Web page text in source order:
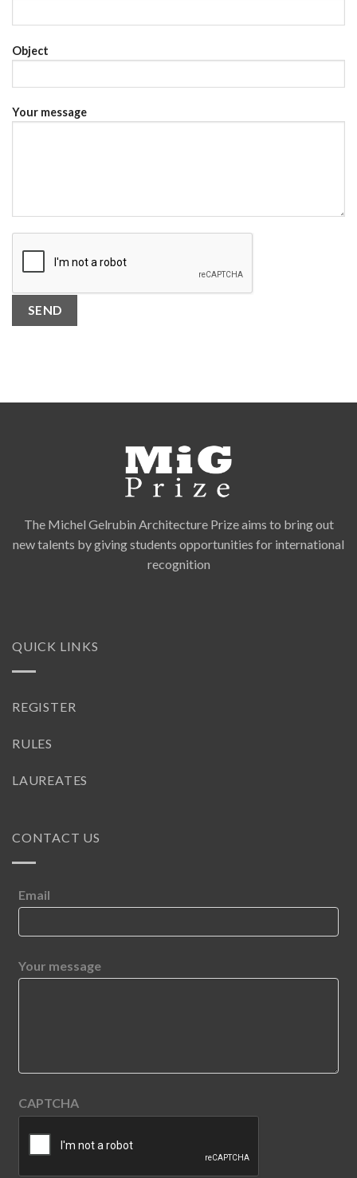
Object
Your message
The Michel Gelrubin Architecture Prize aims to bring out
new talents by giving students opportunities for international
recognition
QUICK LINKS
REGISTER
RULES
LAUREATES
CONTACT US
Email
Your message
CAPTCHA